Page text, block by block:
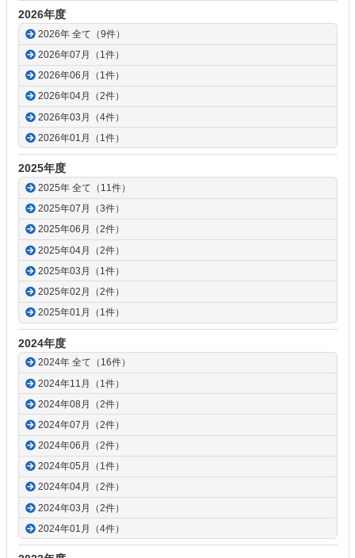
2026年度
2026年 全て（9件）
2026年07月（1件）
2026年06月（1件）
2026年04月（2件）
2026年03月（4件）
2026年01月（1件）
2025年度
2025年 全て（11件）
2025年07月（3件）
2025年06月（2件）
2025年04月（2件）
2025年03月（1件）
2025年02月（2件）
2025年01月（1件）
2024年度
2024年 全て（16件）
2024年11月（1件）
2024年08月（2件）
2024年07月（2件）
2024年06月（2件）
2024年05月（1件）
2024年04月（2件）
2024年03月（2件）
2024年01月（4件）